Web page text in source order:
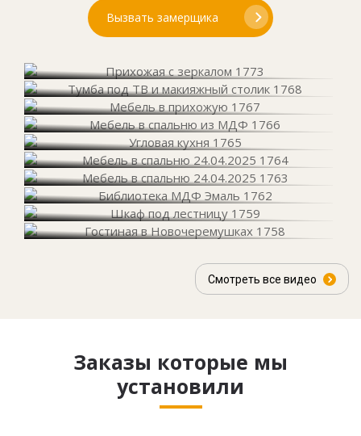
Вызвать замерщика
Смотреть все видео
Заказы которые мы
установили